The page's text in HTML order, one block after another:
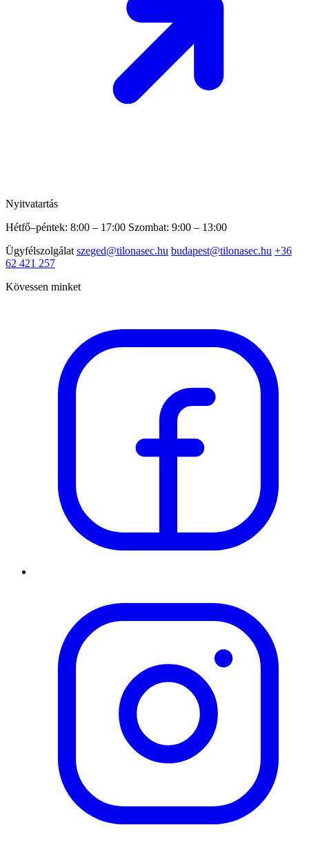
Nyitvatartás
Hétfő–péntek: 8:00 – 17:00 Szombat: 9:00 – 13:00
Ügyfélszolgálat szeged@tilonasec.hu budapest@tilonasec.hu +36
62 421 257
Kövessen minket